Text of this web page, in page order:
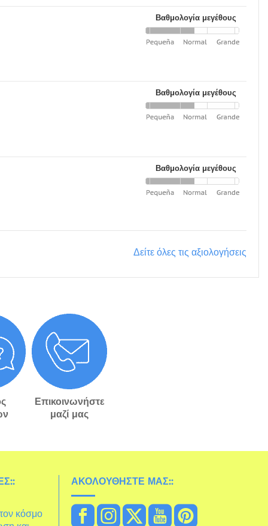
Βαθμολογία μεγέθους
Βαθμολογία μεγέθους
Βαθμολογία μεγέθους
Δείτε όλες τις αξιολογήσεις
Επικοινωνήστε
μαζί μας
κόσμο
ΑΚΟΛΟΥΘΉΣΤΕ ΜΑΣ::